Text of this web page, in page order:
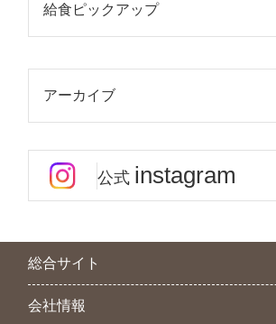
給食ピックアップ
アーカイブ
公式 instagram
総合サイト
会社情報